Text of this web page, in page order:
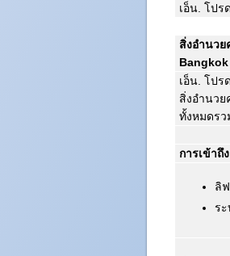
เอ็น. โปร
สิ่งอำนว
Bangkok
เอ็น. โปร
สิ่งอำนวย
ทั้งหมดรว
การเข้าถึ
ลิ
ร